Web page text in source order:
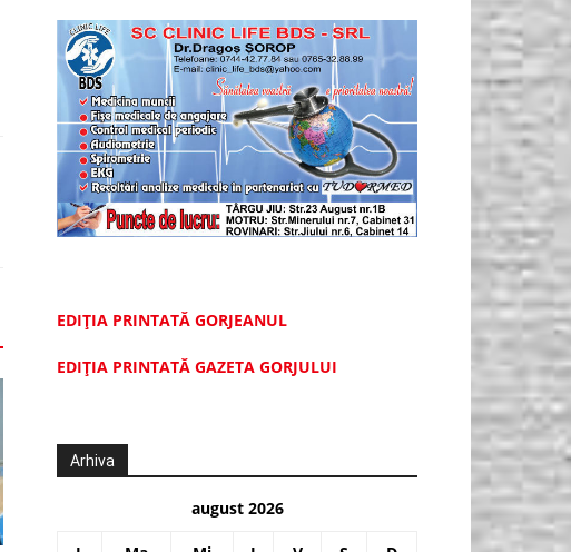
EDIȚIA PRINTATĂ GORJEANUL
EDIŢIA PRINTATĂ GAZETA GORJULUI
Arhiva
august 2026